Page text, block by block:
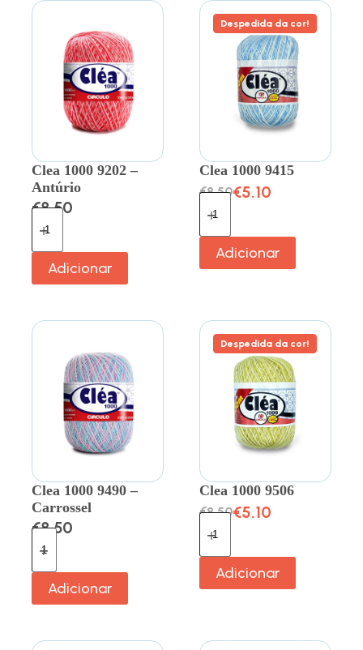
Clea 1000 9202 –
Antúrio
€8.50
Adicionar
Despedida da cor!
Clea 1000 9415
€8.50€5.10
Adicionar
Clea 1000 9490 –
Carrossel
€8.50
Adicionar
Despedida da cor!
Clea 1000 9506
€8.50€5.10
Adicionar